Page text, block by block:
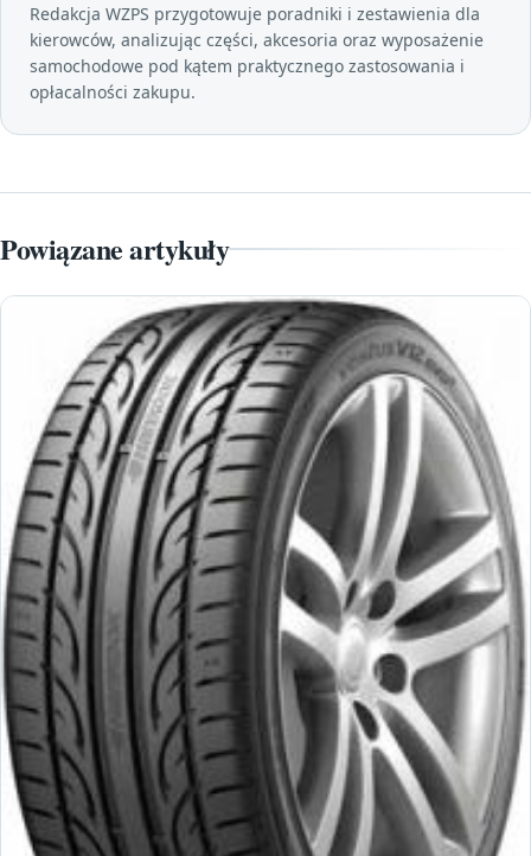
Redakcja WZPS przygotowuje poradniki i zestawienia dla
kierowców, analizując części, akcesoria oraz wyposażenie
samochodowe pod kątem praktycznego zastosowania i
opłacalności zakupu.
Powiązane artykuły